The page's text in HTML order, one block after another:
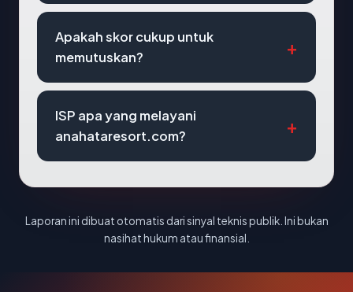
Apakah skor cukup untuk
memutuskan?
ISP apa yang melayani
anahataresort.com?
Laporan ini dibuat otomatis dari sinyal teknis publik. Ini bukan
nasihat hukum atau finansial.